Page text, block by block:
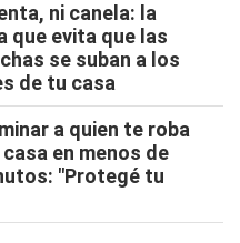
ni canela: la
que evita que las
se suban a los
de tu casa
a quien te roba
en menos de
"Protegé tu